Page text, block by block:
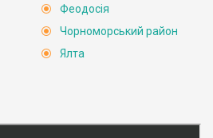
Феодосія
Чорноморський район
Ялта